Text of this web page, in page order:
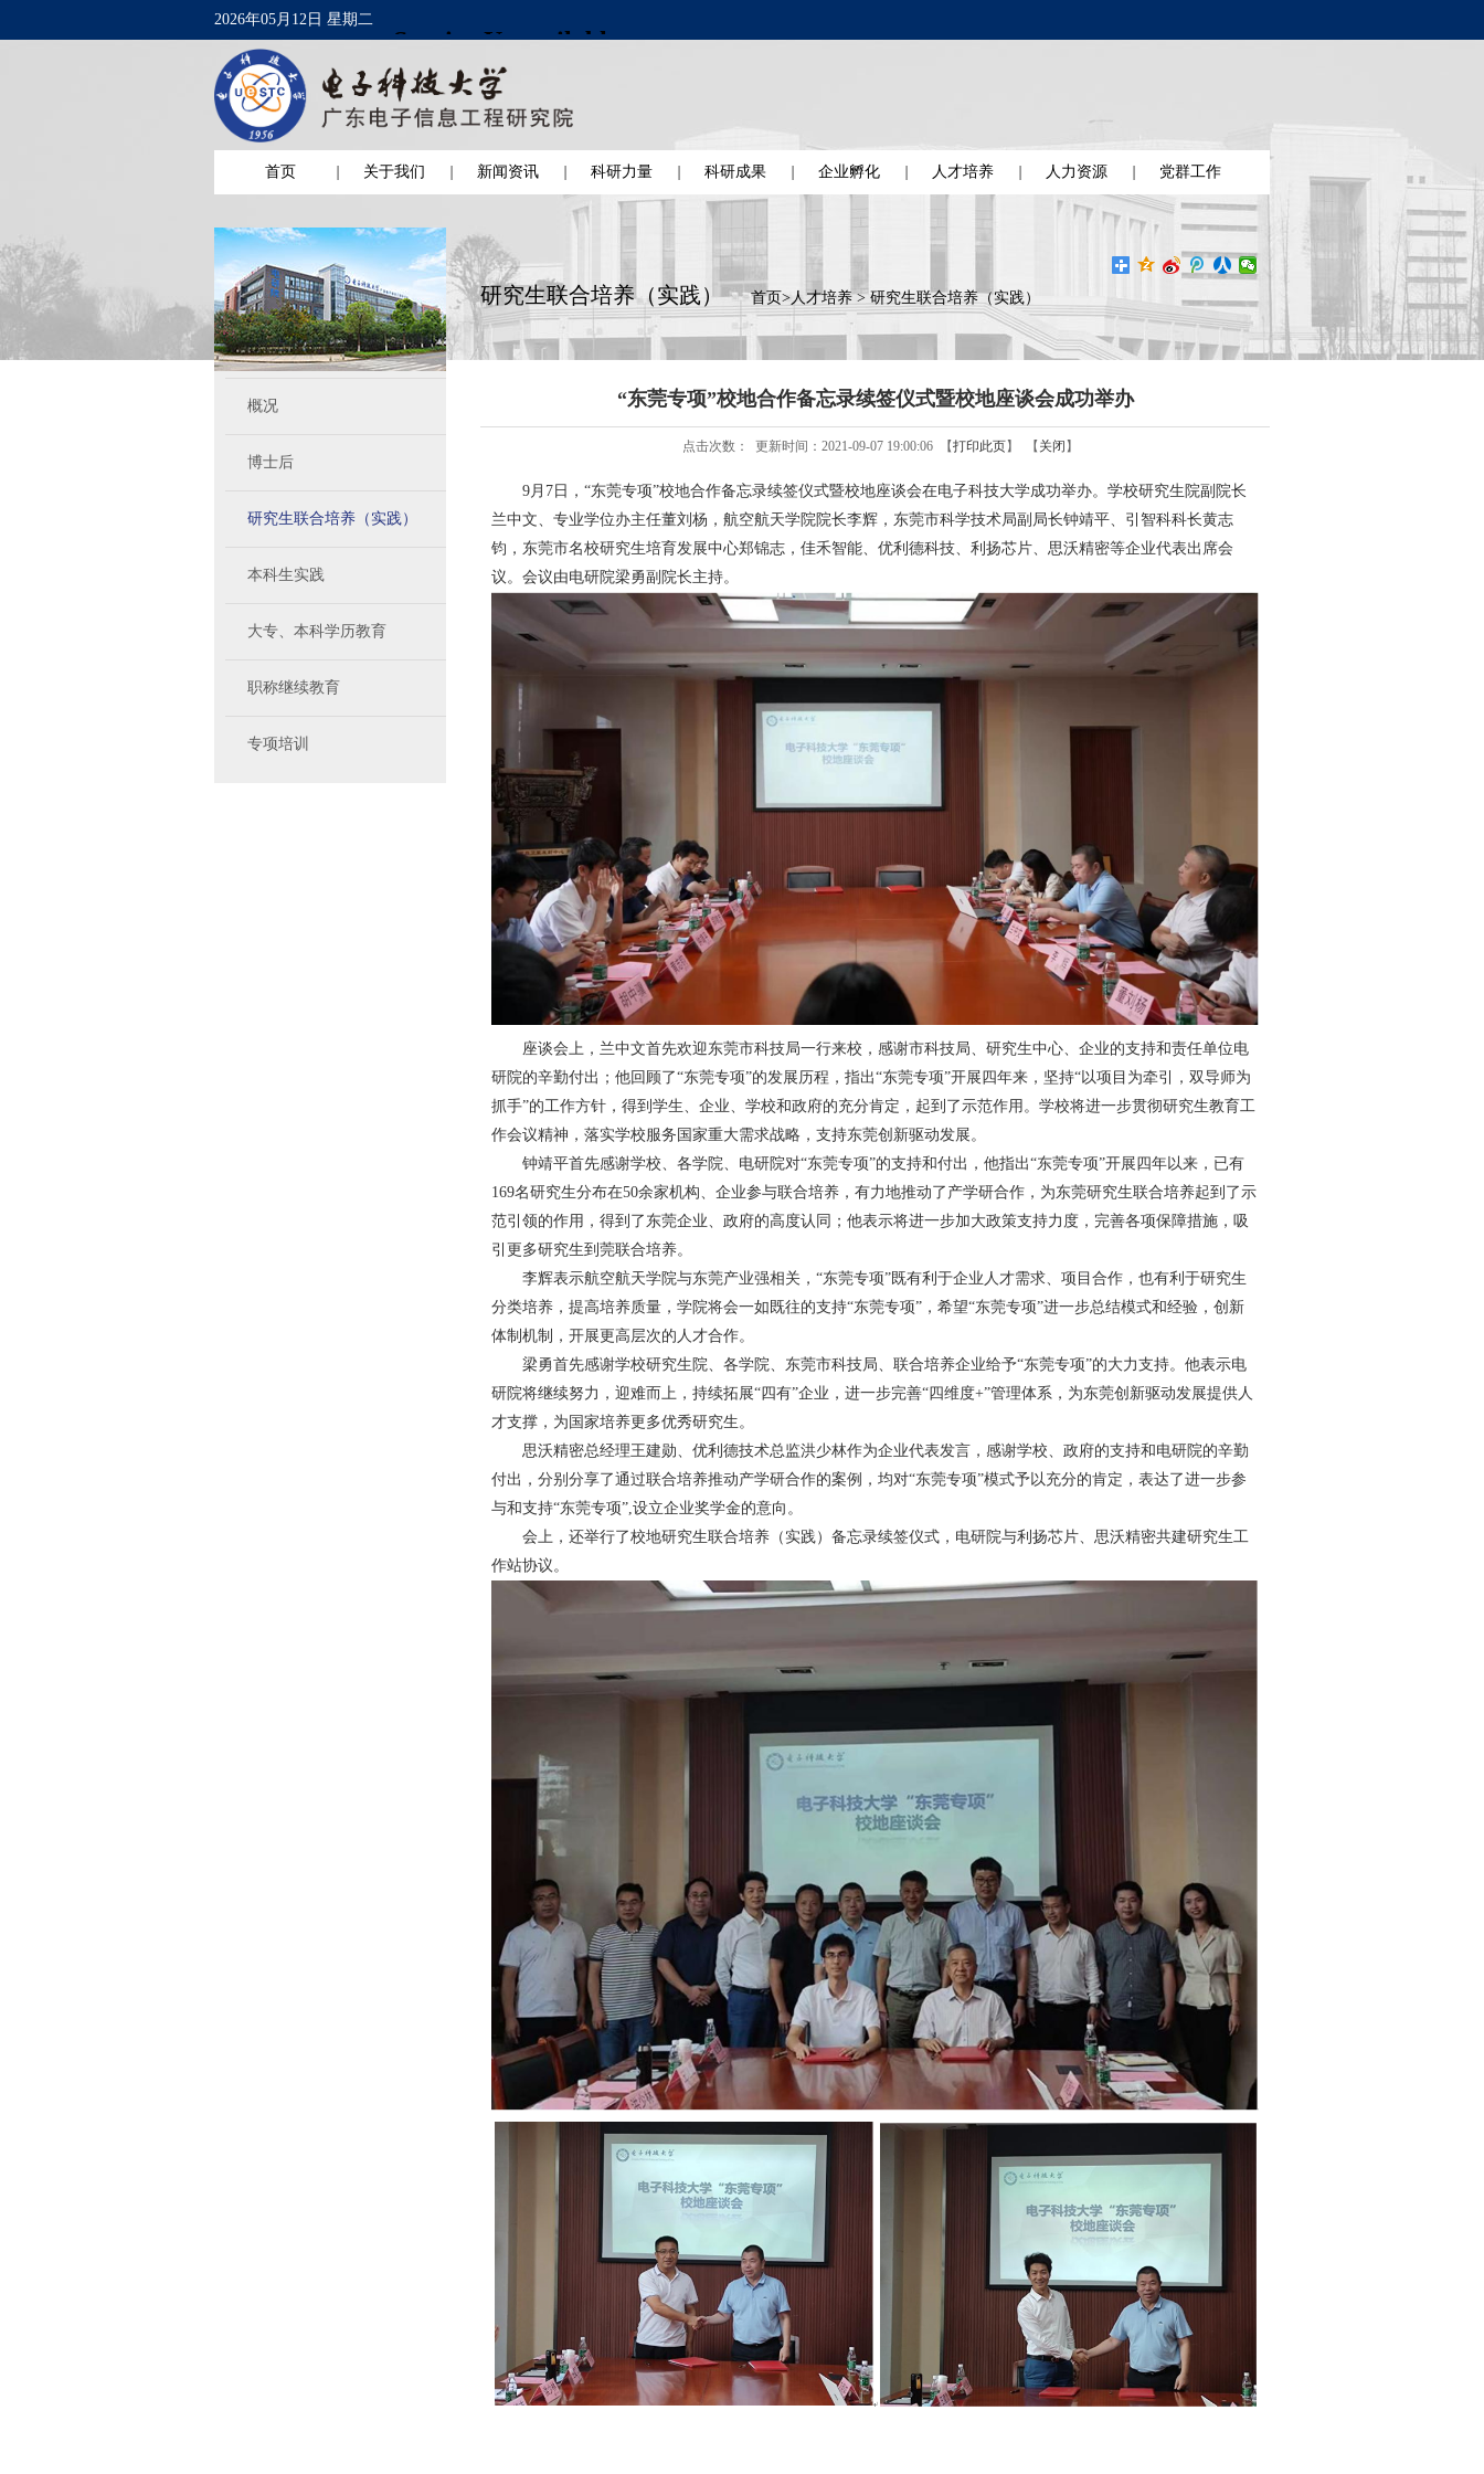
2026年05月12日 星期二
首页 关于我们 新闻资讯 科研力量 科研成果 企业孵化 人才培养 人力资源 党群工作
概况
博士后
研究生联合培养（实践）
本科生实践
大专、本科学历教育
职称继续教育
专项培训
研究生联合培养（实践） 首页>人才培养>研究生联合培养（实践）
“东莞专项”校地合作备忘录续签仪式暨校地座谈会成功举办
点击次数： 更新时间：2021-09-07 19:00:06 【打印此页】 【 关闭 】
9月7日，“东莞专项”校地合作备忘录续签仪式暨校地座谈会在电子科技大学成功举办。学校研究生院副院长
兰中文、专业学位办主任董刘杨，航空航天学院院长李辉，东莞市科学技术局副局长钟靖平、引智科科长黄志
钧，东莞市名校研究生培育发展中心郑锦志，佳禾智能、优利德科技、利扬芯片、思沃精密等企业代表出席会
议。会议由电研院梁勇副院长主持。
座谈会上，兰中文首先欢迎东莞市科技局一行来校，感谢市科技局、研究生中心、企业的支持和责任单位电
研院的辛勤付出；他回顾了“东莞专项”的发展历程，指出“东莞专项”开展四年来，坚持“以项目为牵引，双导师为
抓手”的工作方针，得到学生、企业、学校和政府的充分肯定，起到了示范作用。学校将进一步贯彻研究生教育工
作会议精神，落实学校服务国家重大需求战略，支持东莞创新驱动发展。
钟靖平首先感谢学校、各学院、电研院对“东莞专项”的支持和付出，他指出“东莞专项”开展四年以来，已有
169名研究生分布在50余家机构、企业参与联合培养，有力地推动了产学研合作，为东莞研究生联合培养起到了示
范引领的作用，得到了东莞企业、政府的高度认同；他表示将进一步加大政策支持力度，完善各项保障措施，吸
引更多研究生到莞联合培养。
李辉表示航空航天学院与东莞产业强相关，“东莞专项”既有利于企业人才需求、项目合作，也有利于研究生
分类培养，提高培养质量，学院将会一如既往的支持“东莞专项”，希望“东莞专项”进一步总结模式和经验，创新
体制机制，开展更高层次的人才合作。
梁勇首先感谢学校研究生院、各学院、东莞市科技局、联合培养企业给予“东莞专项”的大力支持。他表示电
研院将继续努力，迎难而上，持续拓展“四有”企业，进一步完善“四维度+”管理体系，为东莞创新驱动发展提供人
才支撑，为国家培养更多优秀研究生。
思沃精密总经理王建勋、优利德技术总监洪少林作为企业代表发言，感谢学校、政府的支持和电研院的辛勤
付出，分别分享了通过联合培养推动产学研合作的案例，均对“东莞专项”模式予以充分的肯定，表达了进一步参
与和支持“东莞专项”,设立企业奖学金的意向。
会上，还举行了校地研究生联合培养（实践）备忘录续签仪式，电研院与利扬芯片、思沃精密共建研究生工
作站协议。